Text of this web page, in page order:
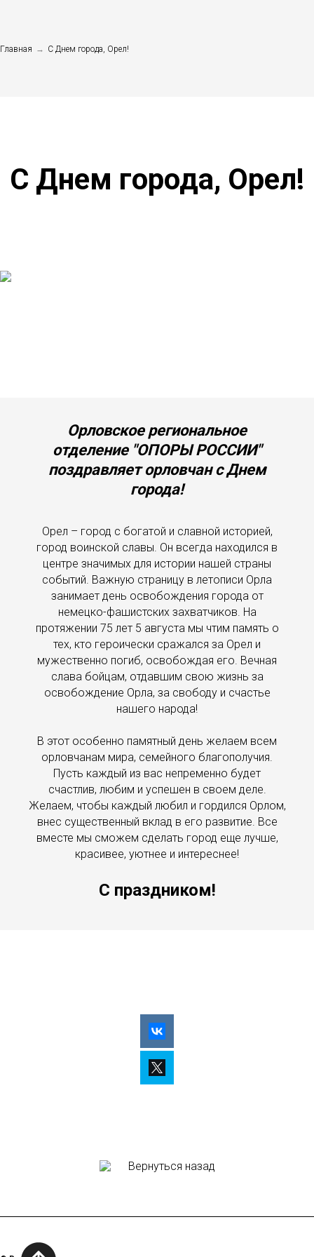
Главная → С Днем города, Орел!
С Днем города, Орел!
Орловское региональное
отделение "ОПОРЫ РОССИИ"
поздравляет орловчан с Днем
города!
Орел – город с богатой и славной историей,
город воинской славы. Он всегда находился в
центре значимых для истории нашей страны
событий. Важную страницу в летописи Орла
занимает день освобождения города от
немецко-фашистских захватчиков. На
протяжении 75 лет 5 августа мы чтим память о
тех, кто героически сражался за Орел и
мужественно погиб, освобождая его. Вечная
слава бойцам, отдавшим свою жизнь за
освобождение Орла, за свободу и счастье
нашего народа!
В этот особенно памятный день желаем всем
орловчанам мира, семейного благополучия.
Пусть каждый из вас непременно будет
счастлив, любим и успешен в своем деле.
Желаем, чтобы каждый любил и гордился Орлом,
внес существенный вклад в его развитие. Все
вместе мы сможем сделать город еще лучше,
красивее, уютнее и интереснее!
С праздником!
Вернуться назад